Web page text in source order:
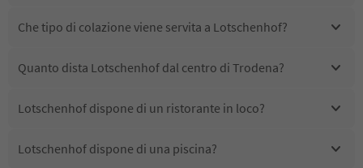
Che tipo di colazione viene servita a Lotschenhof?
Quanto dista Lotschenhof dal centro di Trodena?
Lotschenhof dispone di un ristorante in loco?
Lotschenhof dispone di una piscina?